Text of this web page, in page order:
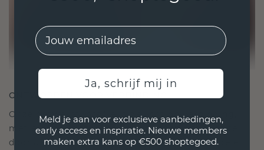
ONTWORPEN VOOR VERBINDING
Onze ontwerpfilosofie is gericht op verbinding,
met elk stuk ontworpen om de tand des tijds te
doorstaan. Het wordt jouw symbool van liefde en
EMail
Ja, schrijf mij in
Meld je aan voor exclusieve aanbiedingen,
early access en inspiratie. Nieuwe members
maken extra kans op €500 shoptegoed.